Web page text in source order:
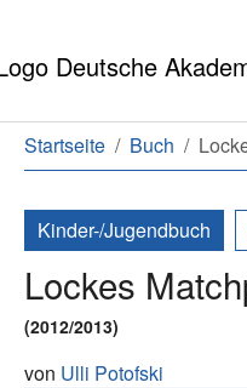
Sie sind hier:
Startseite Buch
Kinder-/Jugendbuch
Lockes
(2012/2013)
von Ulli Potofski